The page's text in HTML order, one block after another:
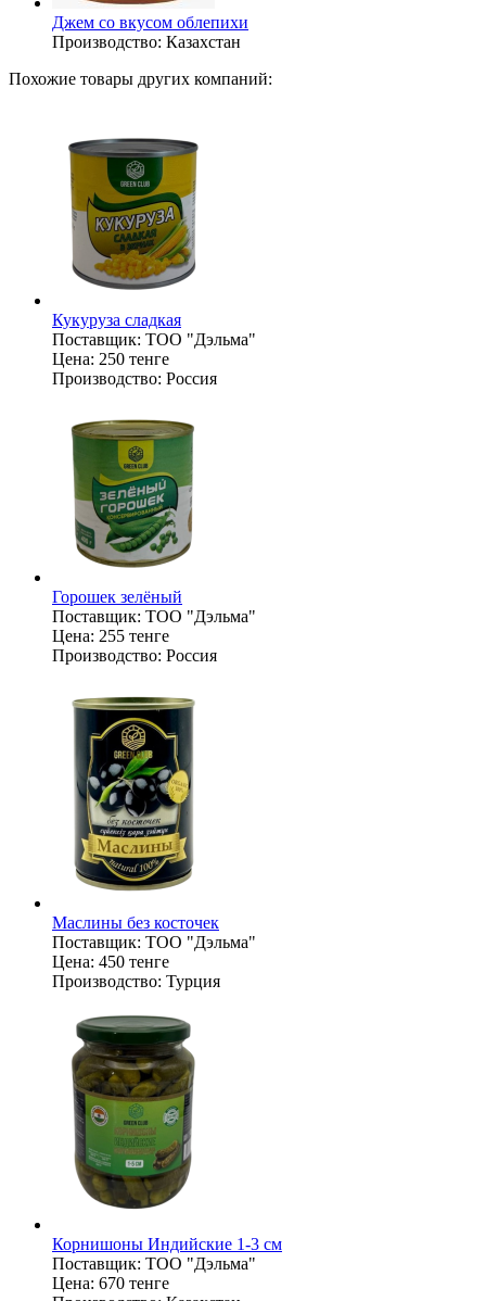
Джем со вкусом облепихи
Производство: Казахстан
Похожие товары других компаний:
Кукуруза сладкая
Поставщик: ТОО "Дэльма"
Цена: 250 тенге
Производство: Россия
Горошек зелёный
Поставщик: ТОО "Дэльма"
Цена: 255 тенге
Производство: Россия
Маслины без косточек
Поставщик: ТОО "Дэльма"
Цена: 450 тенге
Производство: Турция
Корнишоны Индийские 1-3 см
Поставщик: ТОО "Дэльма"
Цена: 670 тенге